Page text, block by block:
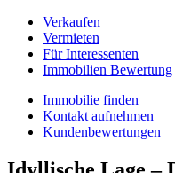
Verkaufen
Vermieten
Für Interessenten
Immobilien Bewertung
Immobilie finden
Kontakt aufnehmen
Kundenbewertungen